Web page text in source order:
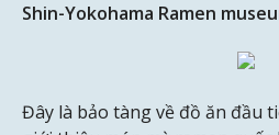
Shin-Yokohama Ramen
Đây là bảo tàng về đồ ăn đầu